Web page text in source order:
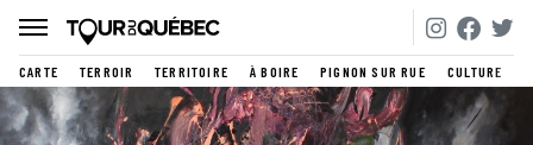
CARTE TERROIR TERRITOIRE À BOIRE PIGNON SUR RUE CULTURE